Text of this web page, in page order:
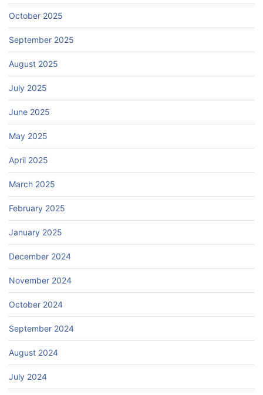
October 2025
September 2025
August 2025
July 2025
June 2025
May 2025
April 2025
March 2025
February 2025
January 2025
December 2024
November 2024
October 2024
September 2024
August 2024
July 2024